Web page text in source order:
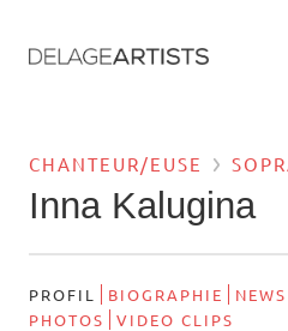
CHANTEUR/EUSE
Inna Kalugina
PROFIL BIOGRAPHIE NEWS
PHOTOS
VIDEO CLIPS